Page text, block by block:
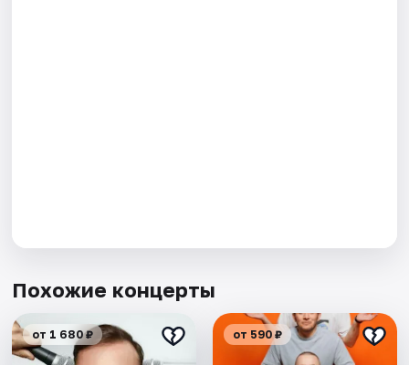
Похожие концерты
от 1 680 ₽ от 590 ₽